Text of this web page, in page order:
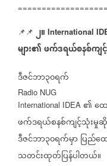
📌📌 ၂။ International
များ၏ဖက်ဒရယ်စနစ်ကျ
ဒီဇင်ဘာ၃၀ရက်
Radio NUG
International IDEA ၏ထ
ဖက်ဒရယ်စနစ်ကျင့်သုံးမှု
ဒီဇင်ဘာ၃၀ရက်မှာပြည်
သတင်းထုတ်ပြန်ပါတယ်။